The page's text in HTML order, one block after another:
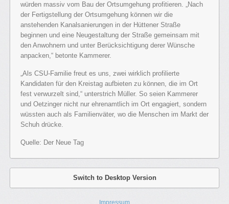
würden massiv vom Bau der Ortsumgehung profitieren. „Nach
der Fertigstellung der Ortsumgehung können wir die
anstehenden Kanalsanierungen in der Hüttener Straße
beginnen und eine Neugestaltung der Straße gemeinsam mit
den Anwohnern und unter Berücksichtigung derer Wünsche
anpacken,“ betonte Kammerer.
„Als CSU-Familie freut es uns, zwei wirklich profilierte
Kandidaten für den Kreistag aufbieten zu können, die im Ort
fest verwurzelt sind,“ unterstrich Müller. So seien Kammerer
und Oetzinger nicht nur ehrenamtlich im Ort engagiert, sondern
wüssten auch als Familienväter, wo die Menschen im Markt der
Schuh drücke.
Quelle: Der Neue Tag
Switch to Desktop Version